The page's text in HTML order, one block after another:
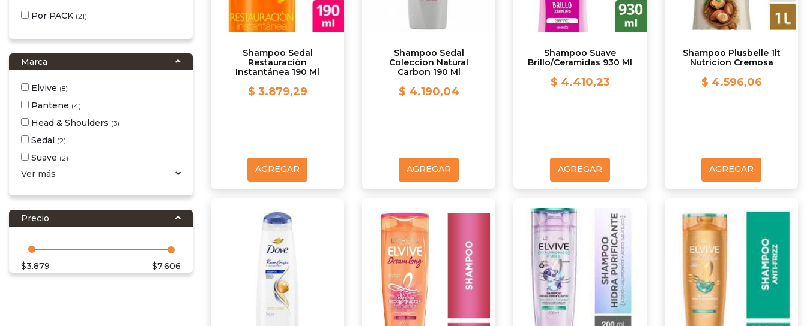
Por PACK (21)
Marca
Elvive (8)
Pantene (4)
Head & Shoulders (3)
Sedal (2)
Suave (2)
Ver más
Precio
$3.879 $7.606
Shampoo Sedal
Restauración
Instantánea 190 Ml
$ 3.879,29
AGREGAR
Shampoo Sedal
Coleccion Natural
Carbon 190 Ml
$ 4.190,04
AGREGAR
Shampoo Suave
Brillo/Ceramidas 930 Ml
$ 4.410,23
AGREGAR
Shampoo Plusbelle 1lt
Nutricion Cremosa
$ 4.596,06
AGREGAR